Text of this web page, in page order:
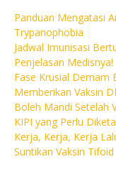
Panduan Mengatasi
Trypanophobia
Jadwal Imunisasi
Penjelasan Medisnya!
Fase Krusial Demam
Memberikan Vaksin
Boleh Mandi Setelah
KIPI yang Perlu
Kerja, Kerja, Kerja
Suntikan Vaksin Tifoid